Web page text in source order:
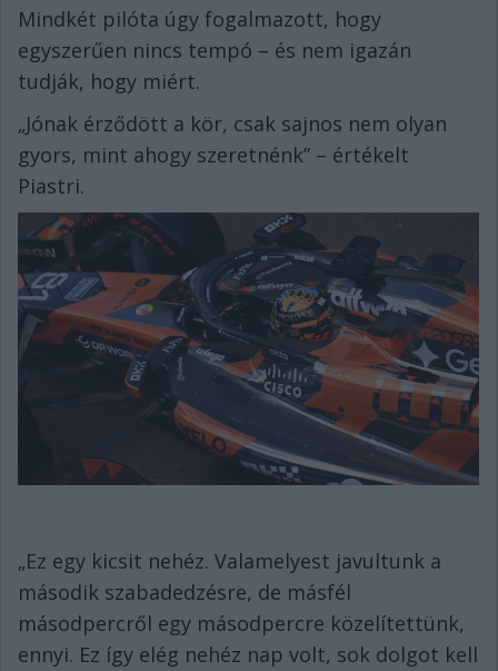
Mindkét pilóta úgy fogalmazott, hogy
egyszerűen nincs tempó – és nem igazán
tudják, hogy miért.
„Jónak érződött a kör, csak sajnos nem olyan
gyors, mint ahogy szeretnénk” – értékelt
Piastri.
„Ez egy kicsit nehéz. Valamelyest javultunk a
második szabadedzésre, de másfél
másodpercről egy másodpercre közelítettünk,
ennyi. Ez így elég nehéz nap volt, sok dolgot kell